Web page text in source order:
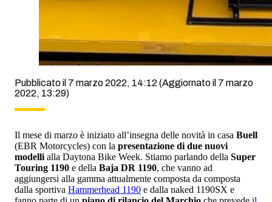
Pubblicato il 7 marzo 2022, 14:12 (Aggiornato il 7 marzo
2022, 13:29)
Il mese di marzo è iniziato all’insegna delle novità in casa Buell
(EBR Motorcycles) con la presentazione di due nuovi
modelli alla Daytona Bike Week. Stiamo parlando della Super
Touring 1190 e della Baja DR 1190, che vanno ad
aggiungersi alla gamma attualmente composta da composta
dalla sportiva Hammerhead 1190 e dalla naked 1190SX e